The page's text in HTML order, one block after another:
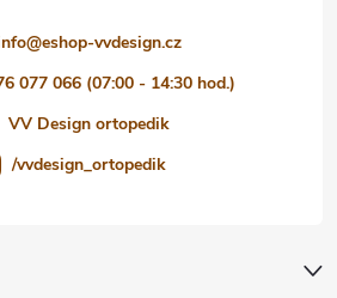
@eshop-vvdesign.cz
077 066 (07:00 - 14:30 hod.)
VV Design ortopedik
/vvdesign_ortopedik